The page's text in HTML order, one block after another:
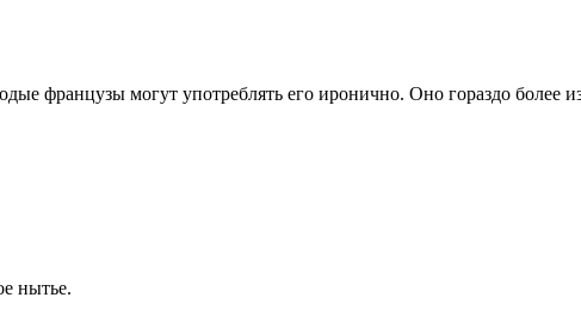
французы могут употреблять его иронично. Оно гораздо более
нытье.